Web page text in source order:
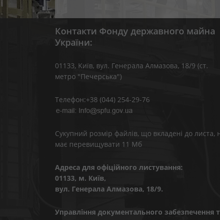
Контакти Фонду державного майна
України:
01133, Kиїв, вул. Генерала Алмазова, 18/9 (ст.
метро "Печерська")
Телефон:+38 (044) 254-29-76
Сукупний розмір файлів, що вкладені до листа,
має перевищувати 11 Мб
Адреса для офіційного листування:
01133, м. Київ,
вул. Генерала Алмазова, 18/9.
Управління документального забезпечення